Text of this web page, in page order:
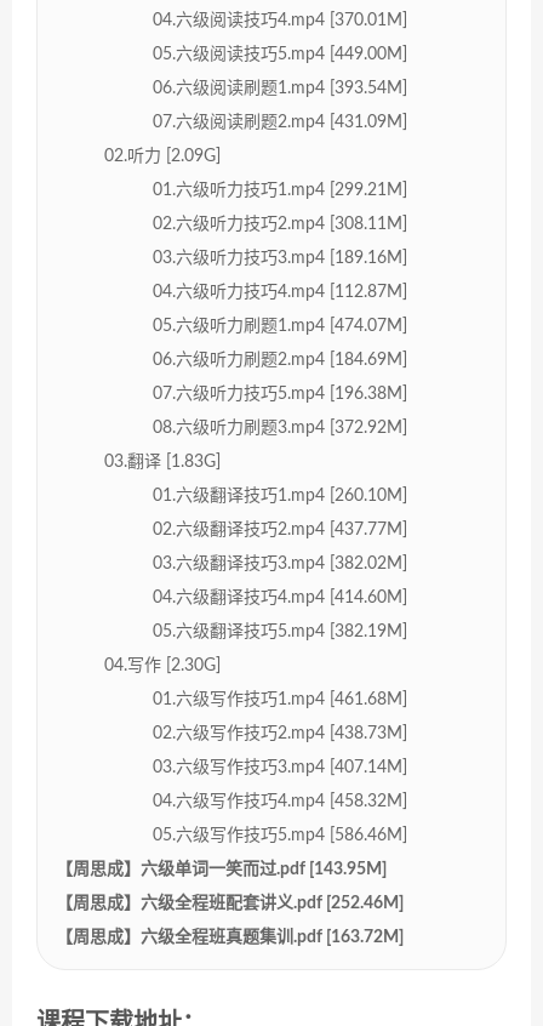
04.六级阅读技巧4.mp4 [370.01M]
05.六级阅读技巧5.mp4 [449.00M]
06.六级阅读刷题1.mp4 [393.54M]
07.六级阅读刷题2.mp4 [431.09M]
02.听力 [2.09G]
01.六级听力技巧1.mp4 [299.21M]
02.六级听力技巧2.mp4 [308.11M]
03.六级听力技巧3.mp4 [189.16M]
04.六级听力技巧4.mp4 [112.87M]
05.六级听力刷题1.mp4 [474.07M]
06.六级听力刷题2.mp4 [184.69M]
07.六级听力技巧5.mp4 [196.38M]
08.六级听力刷题3.mp4 [372.92M]
03.翻译 [1.83G]
01.六级翻译技巧1.mp4 [260.10M]
02.六级翻译技巧2.mp4 [437.77M]
03.六级翻译技巧3.mp4 [382.02M]
04.六级翻译技巧4.mp4 [414.60M]
05.六级翻译技巧5.mp4 [382.19M]
04.写作 [2.30G]
01.六级写作技巧1.mp4 [461.68M]
02.六级写作技巧2.mp4 [438.73M]
03.六级写作技巧3.mp4 [407.14M]
04.六级写作技巧4.mp4 [458.32M]
05.六级写作技巧5.mp4 [586.46M]
【周思成】六级单词一笑而过.pdf [143.95M]
【周思成】六级全程班配套讲义.pdf [252.46M]
【周思成】六级全程班真题集训.pdf [163.72M]